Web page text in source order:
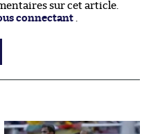
sur cet article.
connectant .